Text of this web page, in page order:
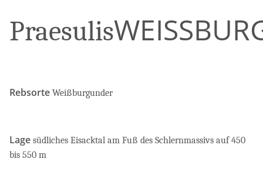
Praesulis
Rebsorte Weißburgunder
Lage südliches Eisacktal am Fuß des Schlernmassivs auf 450
bis 550 m